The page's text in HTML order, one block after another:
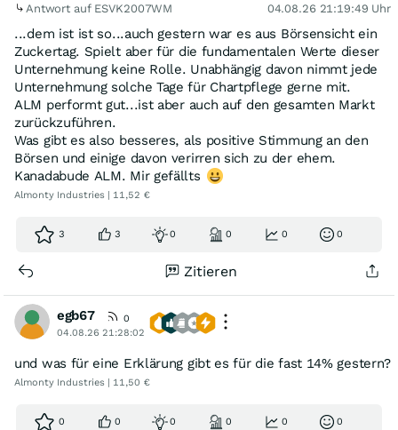
Antwort auf ESVK2007WM 04.08.26 21:19:49 Uhr
...dem ist ist so...auch gestern war es aus Börsensicht ein
Zuckertag. Spielt aber für die fundamentalen Werte dieser
Unternehmung keine Rolle. Unabhängig davon nimmt jede
Unternehmung solche Tage für Chartpflege gerne mit.
ALM performt gut...ist aber auch auf den gesamten Markt
zurückzuführen.
Was gibt es also besseres, als positive Stimmung an den
Börsen und einige davon verirren sich zu der ehem.
Kanadabude ALM. Mir gefällts
Almonty Industries | 11,52 €
3 3 0 0 0 0
Zitieren
egb67
0
04.08.26 21:28:02
und was für eine Erklärung gibt es für die fast 14% gestern?
Almonty Industries | 11,50 €
0 0 0 0 0 0